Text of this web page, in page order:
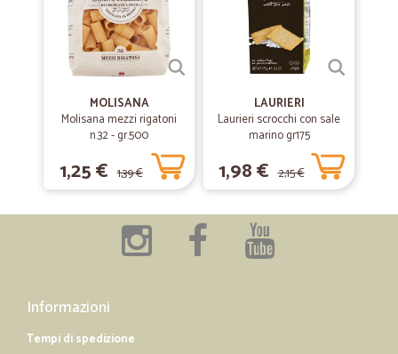
MOLISANA
Molisana mezzi rigatoni
n.32 - gr.500
1,25 € 1,39 €
LAURIERI
Laurieri scrocchi con sale
marino gr175
1,98 € 2,15 €
Informazioni
Tempi di spedizione